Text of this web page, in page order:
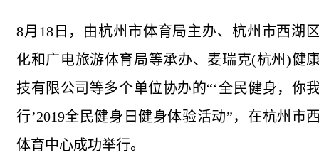
8月18日，由杭州市体育局主办、杭州市西湖
化和广电旅游体育局等承办、麦瑞克(杭州)健
技有限公司等多个单位协办的“‘全民健身，你
行’2019全民健身日健身体验活动”，在杭州市
体育中心成功举行。